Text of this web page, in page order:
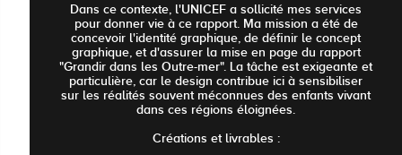
Dans ce contexte, l'UNICEF a sollicité mes services
pour donner vie à ce rapport. Ma mission a été de
concevoir l'identité graphique, de définir le concept
graphique, et d'assurer la mise en page du rapport
"Grandir dans les Outre-mer". La tâche est exigeante et
particulière, car le design contribue ici à sensibiliser
sur les réalités souvent méconnues des enfants vivant
dans ces régions éloignées.
Créations et livrables :